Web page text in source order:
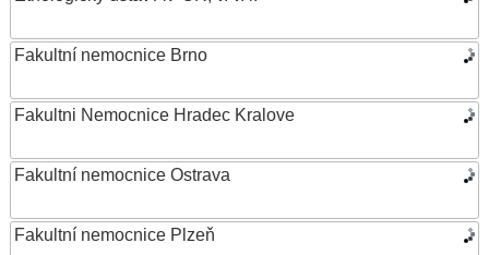
Fakultní nemocnice Brno
Fakultni Nemocnice Hradec Kralove
Fakultní nemocnice Ostrava
Fakultní nemocnice Plzeň